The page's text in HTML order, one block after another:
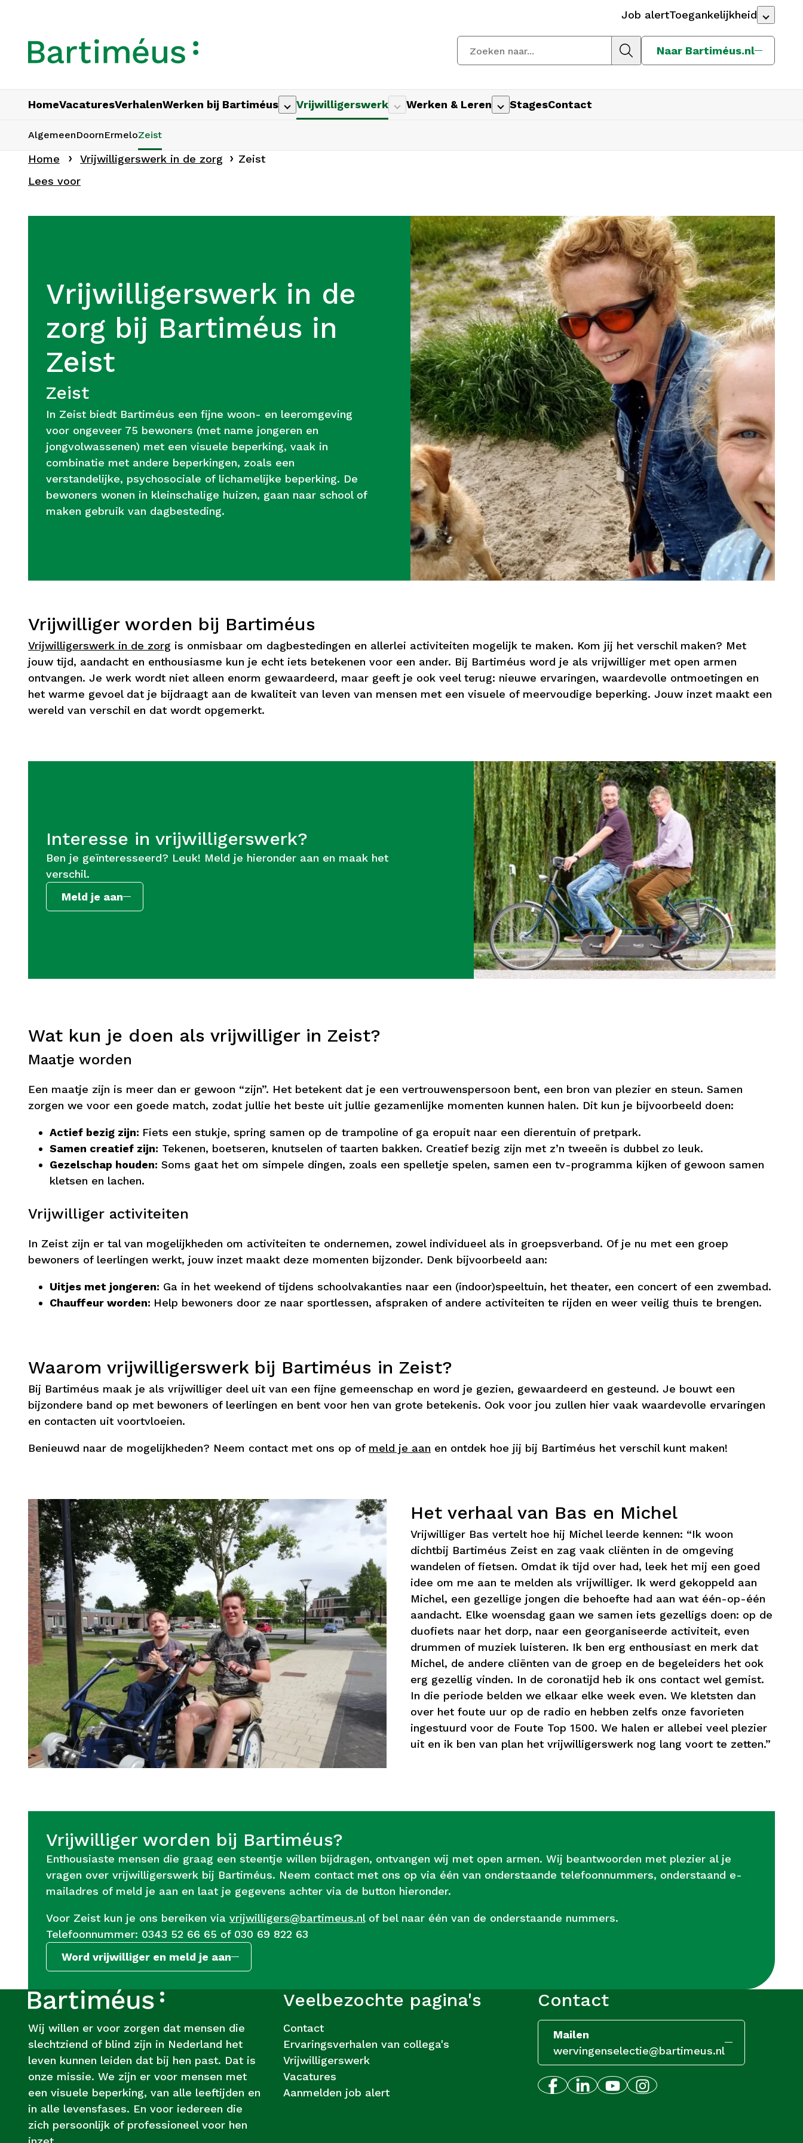
Job alertToegankelijkheid
Naar Bartiméus.nl
HomeVacaturesVerhalenWerken bij Bartiméus Vrijwilligerswerk Werken & Leren StagesContact
AlgemeenDoornErmeloZeist
Home Vrijwilligerswerk in de zorg
Zeist
Lees voor
Vrijwilligerswerk in de
zorg bij Bartiméus in
Zeist
Zeist
In Zeist biedt Bartiméus een fijne woon- en leeromgeving
voor ongeveer 75 bewoners (met name jongeren en
jongvolwassenen) met een visuele beperking, vaak in
combinatie met andere beperkingen, zoals een
verstandelijke, psychosociale of lichamelijke beperking. De
bewoners wonen in kleinschalige huizen, gaan naar school of
maken gebruik van dagbesteding.
Vrijwilliger worden bij Bartiméus
Vrijwilligerswerk in de zorg is onmisbaar om dagbestedingen en allerlei activiteiten mogelijk te maken. Kom jij het verschil maken? Met
jouw tijd, aandacht en enthousiasme kun je echt iets betekenen voor een ander. Bij Bartiméus word je als vrijwilliger met open armen
ontvangen. Je werk wordt niet alleen enorm gewaardeerd, maar geeft je ook veel terug: nieuwe ervaringen, waardevolle ontmoetingen en
het warme gevoel dat je bijdraagt aan de kwaliteit van leven van mensen met een visuele of meervoudige beperking. Jouw inzet maakt een
wereld van verschil en dat wordt opgemerkt.
Interesse in vrijwilligerswerk?
Ben je geïnteresseerd? Leuk! Meld je hieronder aan en maak het
verschil.
Meld je aan
Wat kun je doen als vrijwilliger in Zeist?
Maatje worden
Een maatje zijn is meer dan er gewoon “zijn”. Het betekent dat je een vertrouwenspersoon bent, een bron van plezier en steun. Samen
zorgen we voor een goede match, zodat jullie het beste uit jullie gezamenlijke momenten kunnen halen. Dit kun je bijvoorbeeld doen:
Actief bezig zijn: Fiets een stukje, spring samen op de trampoline of ga eropuit naar een dierentuin of pretpark.
Samen creatief zijn: Tekenen, boetseren, knutselen of taarten bakken. Creatief bezig zijn met z’n tweeën is dubbel zo leuk.
Gezelschap houden: Soms gaat het om simpele dingen, zoals een spelletje spelen, samen een tv-programma kijken of gewoon samen
kletsen en lachen.
Vrijwilliger activiteiten
In Zeist zijn er tal van mogelijkheden om activiteiten te ondernemen, zowel individueel als in groepsverband. Of je nu met een groep
bewoners of leerlingen werkt, jouw inzet maakt deze momenten bijzonder. Denk bijvoorbeeld aan:
Uitjes met jongeren: Ga in het weekend of tijdens schoolvakanties naar een (indoor)speeltuin, het theater, een concert of een zwembad.
Chauffeur worden: Help bewoners door ze naar sportlessen, afspraken of andere activiteiten te rijden en weer veilig thuis te brengen.
Waarom vrijwilligerswerk bij Bartiméus in Zeist?
Bij Bartiméus maak je als vrijwilliger deel uit van een fijne gemeenschap en word je gezien, gewaardeerd en gesteund. Je bouwt een
bijzondere band op met bewoners of leerlingen en bent voor hen van grote betekenis. Ook voor jou zullen hier vaak waardevolle ervaringen
en contacten uit voortvloeien.
Benieuwd naar de mogelijkheden? Neem contact met ons op of meld je aan en ontdek hoe jij bij Bartiméus het verschil kunt maken!
Het verhaal van Bas en Michel
Vrijwilliger Bas vertelt hoe hij Michel leerde kennen: “Ik woon
dichtbij Bartiméus Zeist en zag vaak cliënten in de omgeving
wandelen of fietsen. Omdat ik tijd over had, leek het mij een goed
idee om me aan te melden als vrijwilliger. Ik werd gekoppeld aan
Michel, een gezellige jongen die behoefte had aan wat één-op-één
aandacht. Elke woensdag gaan we samen iets gezelligs doen: op de
duofiets naar het dorp, naar een georganiseerde activiteit, even
drummen of muziek luisteren. Ik ben erg enthousiast en merk dat
Michel, de andere cliënten van de groep en de begeleiders het ook
erg gezellig vinden. In de coronatijd heb ik ons contact wel gemist.
In die periode belden we elkaar elke week even. We kletsten dan
over het foute uur op de radio en hebben zelfs onze favorieten
ingestuurd voor de Foute Top 1500. We halen er allebei veel plezier
uit en ik ben van plan het vrijwilligerswerk nog lang voort te zetten.”
Vrijwilliger worden bij Bartiméus?
Enthousiaste mensen die graag een steentje willen bijdragen, ontvangen wij met open armen. Wij beantwoorden met plezier al je
vragen over vrijwilligerswerk bij Bartiméus. Neem contact met ons op via één van onderstaande telefoonnummers, onderstaand e-
mailadres of meld je aan en laat je gegevens achter via de button hieronder.
Voor Zeist kun je ons bereiken via vrijwilligers@bartimeus.nlof bel naar één van de onderstaande nummers.
Telefoonnummer: 0343 52 66 65 of 030 69 822 63
Word vrijwilliger en meld je aan
Footer
Over
Bartiméus
Wij willen er voor zorgen dat mensen die
slechtziend of blind zijn in Nederland het
leven kunnen leiden dat bij hen past. Dat is
onze missie. We zijn er voor mensen met
een visuele beperking, van alle leeftijden en
in alle levensfases. En voor iedereen die
zich persoonlijk of professioneel voor hen
Veelbezochte pagina's
Contact
Ervaringsverhalen van collega's
Vrijwilligerswerk
Vacatures
Aanmelden job alert
Contact
Mailen
wervingenselectie@bartimeus.nl